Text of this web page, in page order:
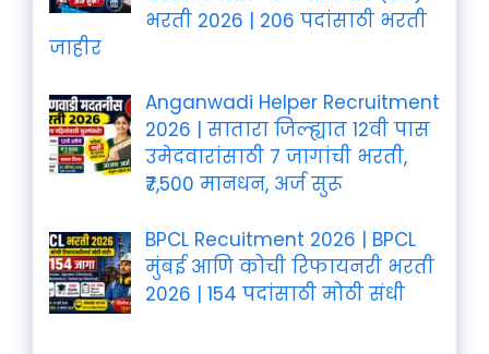
भरती 2026 | 206 पदांसाठी भरती
जाहीर
Anganwadi Helper Recruitment
2026 | सातारा जिल्ह्यात 12वी पास
उमेदवारांसाठी 7 जागांची भरती,
₹7,500 मानधन, अर्ज सुरू
BPCL Recuitment 2026 | BPCL
मुंबई आणि कोची रिफायनरी भरती
2026 | 154 पदांसाठी मोठी संधी